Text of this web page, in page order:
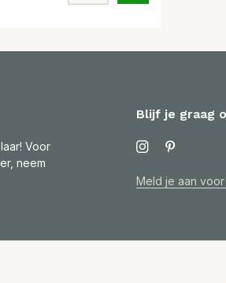
Voor
neem
Blijf je graag
Meld je aan